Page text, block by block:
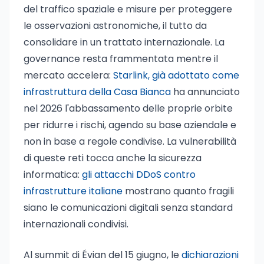
del traffico spaziale e misure per proteggere
le osservazioni astronomiche, il tutto da
consolidare in un trattato internazionale. La
governance resta frammentata mentre il
mercato accelera: Starlink, già adottato come
infrastruttura della Casa Bianca ha annunciato
nel 2026 l'abbassamento delle proprie orbite
per ridurre i rischi, agendo su base aziendale e
non in base a regole condivise. La vulnerabilità
di queste reti tocca anche la sicurezza
informatica: gli attacchi DDoS contro
infrastrutture italiane mostrano quanto fragili
siano le comunicazioni digitali senza standard
internazionali condivisi.
Al summit di Évian del 15 giugno, ledichiarazioni